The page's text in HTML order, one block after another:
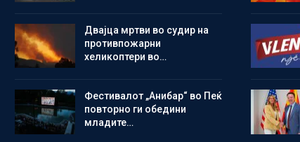
Двајца мртви во судир на
противпожарни
хеликоптери во…
Фестивалот „Анибар“ во Пеќ
повторно ги обедини
младите…